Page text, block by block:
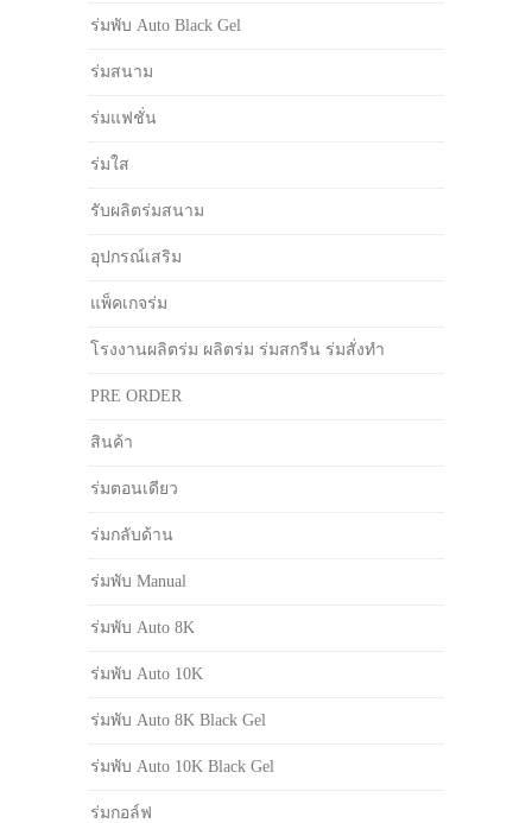
ร่มพับ Auto Black Gel
ร่มสนาม
ร่มแฟชั่น
ร่มใส
รับผลิตร่มสนาม
อุปกรณ์เสริม
แพ็คเกจร่ม
โรงงานผลิตร่ม ผลิตร่ม ร่มสกรีน ร่มสั่งทำ
PRE ORDER
สินค้า
ร่มตอนเดียว
ร่มกลับด้าน
ร่มพับ Manual
ร่มพับ Auto 8K
ร่มพับ Auto 10K
ร่มพับ Auto 8K Black Gel
ร่มพับ Auto 10K Black Gel
ร่มกอล์ฟ